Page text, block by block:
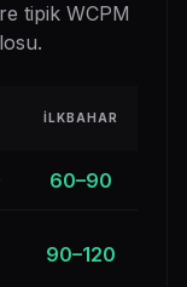
tipik WCPM
İLKBAHAR
60–90
90–120